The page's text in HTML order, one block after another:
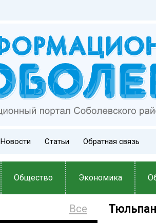
Новости Статьи Обратная связь
Общество Экономика
Все